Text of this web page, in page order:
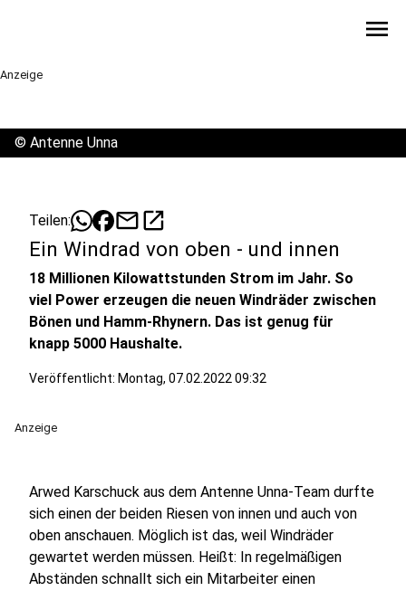
menu
Anzeige
© Antenne Unna
Teilen: mailopen_in_new
Ein Windrad von oben - und innen
18 Millionen Kilowattstunden Strom im Jahr. So
viel Power erzeugen die neuen Windräder zwischen
Bönen und Hamm-Rhynern. Das ist genug für
knapp 5000 Haushalte.
Veröffentlicht: Montag, 07.02.2022 09:32
Anzeige
Arwed Karschuck aus dem Antenne Unna-Team durfte
sich einen der beiden Riesen von innen und auch von
oben anschauen. Möglich ist das, weil Windräder
gewartet werden müssen. Heißt: In regelmäßigen
Abständen schnallt sich ein Mitarbeiter einen